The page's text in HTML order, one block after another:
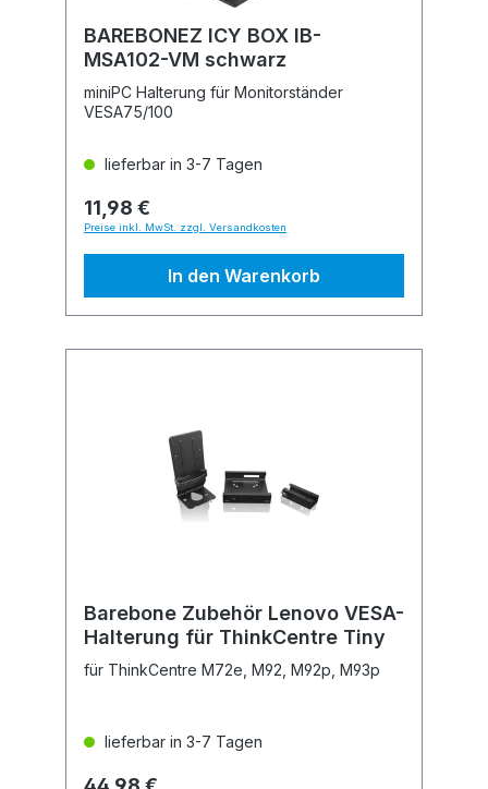
BAREBONEZ ICY BOX IB-
MSA102-VM schwarz
miniPC Halterung für Monitorständer
VESA75/100
lieferbar in 3-7 Tagen
11,98 €
Preise inkl. MwSt. zzgl. Versandkosten
In den Warenkorb
Barebone Zubehör Lenovo VESA-
Halterung für ThinkCentre Tiny
für ThinkCentre M72e, M92, M92p, M93p
lieferbar in 3-7 Tagen